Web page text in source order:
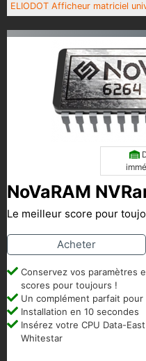
ELIODOT Afficheur matriciel
NoVaRAM
Le meilleur score pour
Acheter
Conservez vos paramètres
scores pour toujours !
Un complément parfait pour
Installation en 10 secondes
Insérez votre CPU Data-East
Whitestar